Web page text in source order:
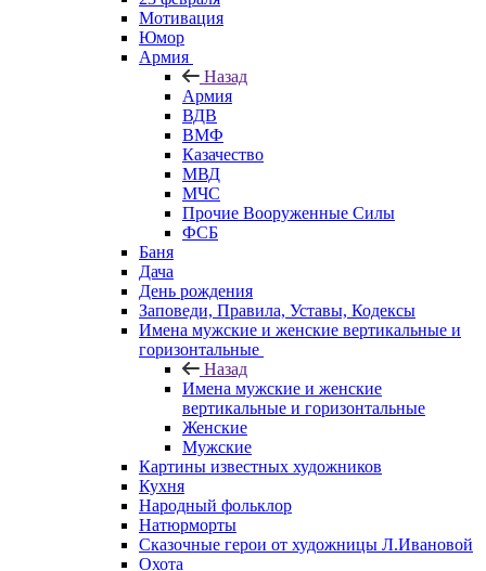
Мотивация
Юмор
Армия
Назад
Армия
ВДВ
ВМФ
Казачество
МВД
МЧС
Прочие Вооруженные Силы
ФСБ
Баня
Дача
День рождения
Заповеди, Правила, Уставы, Кодексы
Имена мужские и женские вертикальные и
горизонтальные
Назад
Имена мужские и женские
вертикальные и горизонтальные
Женские
Мужские
Картины известных художников
Кухня
Народный фольклор
Натюрморты
Сказочные герои от художницы Л.Ивановой
Охота